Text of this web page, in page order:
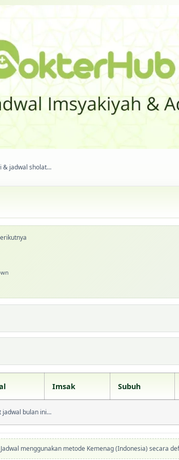
& jadwal sholat…
Imsak Subuh
jadwal bulan ini…
menggunakan metode Kemenag (Indonesia) secara